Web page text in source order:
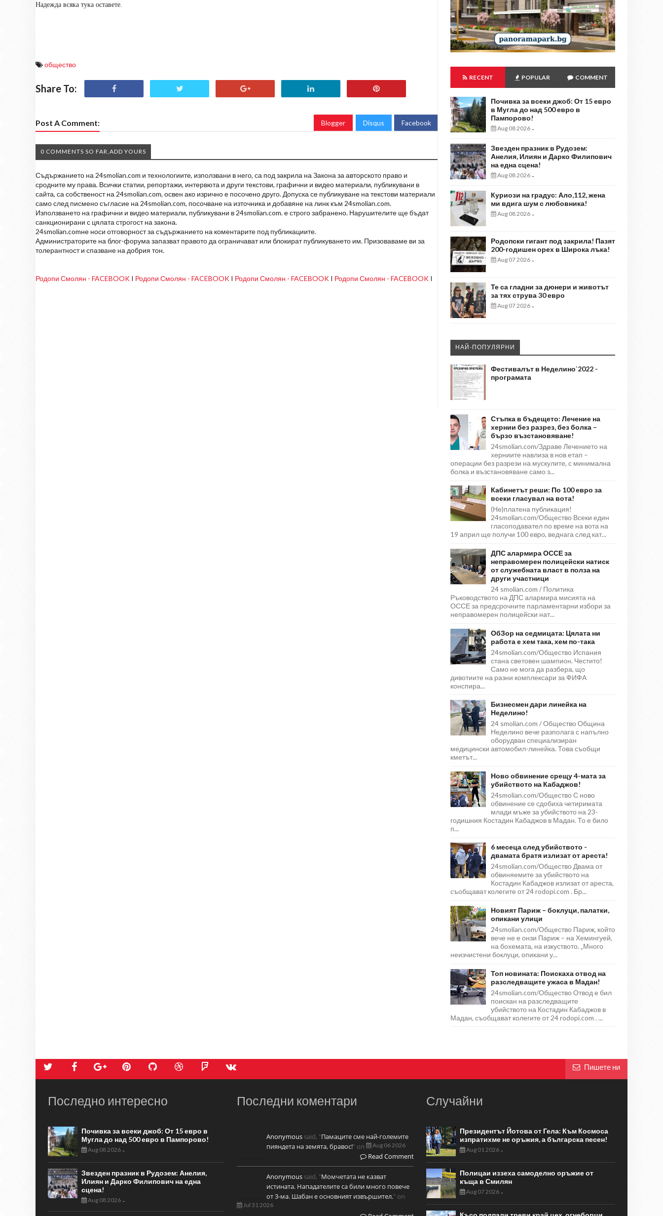
Надежда всяка тука оставете.
общество
Share To:
Post A Comment: Blogger Disqus Facebook
0 COMMENTS SO FAR,ADD YOURS
Съдържанието на 24smolian.com и технологиите, използвани в него, са под закрила на Закона за авторското право и
сродните му права. Всички статии, репортажи, интервюта и други текстови, графични и видео материали, публикувани в
сайта, са собственост на 24smolian.com, освен ако изрично е посочено друго. Допуска се публикуване на текстови материали
само след писмено съгласие на 24smolian.com, посочване на източника и добавяне на линк към 24smolian.com.
Използването на графични и видео материали, публикувани в 24smolian.com. е строго забранено. Нарушителите ще бъдат
санкционирани с цялата строгост на закона.
24smolian.comне носи отговорност за съдържанието на коментарите под публикациите.
Администраторите на блог-форума запазват правото да ограничават или блокират публикуването им. Призоваваме ви за
толерантност и спазване на добрия тон.
Родопи Смолян - FACEBOOK I Родопи Смолян - FACEBOOK I Родопи Смолян - FACEBOOK I Родопи Смолян - FACEBOOK I
RECENT POPULAR COMMENT
Почивка за всеки джоб: От 15 евро
в Мугла до над 500 евро в
Пампорово!
Aug 08 2026 -
Звезден празник в Рудозем:
Анелия, Илиян и Дарко Филипович
на една сцена!
Aug 08 2026 -
Куриози на градус: Ало,112, жена
ми вдига шум с любовника!
Aug 08 2026 -
Родопски гигант под закрила! Пазят
200-годишен орех в Широка лъка!
Aug 07 2026 -
Те са гладни за дюнери и животът
за тях струва 30 евро
Aug 07 2026 -
НАЙ-ПОПУЛЯРНИ
Фестивалът в Неделино`2022 -
програмата
Стъпка в бъдещето: Лечение на
хернии без разрез, без болка –
бързо възстановяване!
24smolian.com/Здраве Лечението на
херниите навлиза в нов етап –
операции без разрези на мускулите, с минимална
болка и възстановяване само з...
Кабинетът реши: По 100 евро за
всеки гласувал на вота!
(Не)платена публикация!
24smolian.com/Общество Всеки един
гласоподавател по време на вота на
19 април ще получи 100 евро, веднага след кат...
ДПС алармира ОССЕ за
неправомерен полицейски натиск
от служебната власт в полза на
други участници
24 smolian.com / Политика
Ръководството на ДПС алармира мисията на
ОССЕ за предсрочните парламентарни избори за
неправомерен полицейски нат...
ОбЗор на седмицата: Цялата ни
работа е хем така, хем по-така
24smolian.com/Общество Испания
стана световен шампион. Честито!
Само не мога да разбера, що
дивотиите на разни комплексари за ФИФА
конспира...
Бизнесмен дари линейка на
Неделино!
24 smolian.com / Общество Община
Неделино вече разполага с напълно
оборудван специализиран
медицински автомобил-линейка. Това съобщи
кметът...
Ново обвинение срещу 4-мата за
убийството на Кабаджов!
24smolian.com/Общество С ново
обвинение се сдобиха четиримата
млади мъже за убийството на 23-
годишния Костадин Кабаджов в Мадан. То е било
п...
6 месеца след убийството -
двамата братя излизат от ареста!
24smolian.com/Общество Двама от
обвиняемите за убийството на
Костадин Кабаджов излизат от ареста,
съобщават колегите от 24 rodopi.com . Бр...
Новият Париж – боклуци, палатки,
опикани улици
24smolian.com/Общество Париж, който
вече не е онзи Париж – на Хемингуей,
на бохемата, на изкуството. „Много
неизчистени боклуци, опикани у...
Топ новината: Поискаха отвод на
разследващите ужаса в Мадан!
24smolian.com/Общество Отвод е бил
поискан на разследващите
убийството на Костадин Кабаджов в
Мадан, съобщават колегите от 24 rodopi.com . ...
Пишете ни
Последно интересно
Почивка за всеки джоб: От 15 евро в
Мугла до над 500 евро в Пампорово!
Aug 08 2026 -
Звезден празник в Рудозем: Анелия,
Илиян и Дарко Филипович на една
сцена!
Aug 08 2026 -
Последни коментари
Anonymous said, "Памаците сме най-големите
пияндета на земята, бравос!" on Aug 06 2026
Read Comment
Anonymous said, "Момчетата не казват
истината. Нападателите са били много повече
от 3-ма. Шабан е основният извършител." on
Jul 31 2026
Случайни
Президентът Йотова от Гела: Към Космоса
изпратихме не оръжия, а българска песен!
Aug 01 2026-
Полицаи иззеха самоделно оръжие от
къща в Смилян
Aug 07 2026-